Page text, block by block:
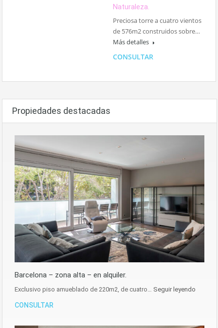
Naturaleza.
Preciosa torre a cuatro vientos
de 576m2 construidos sobre…
Más detalles
CONSULTAR
Propiedades destacadas
Barcelona – zona alta – en alquiler.
Exclusivo piso amueblado de 220m2, de cuatro… Seguir leyendo
CONSULTAR